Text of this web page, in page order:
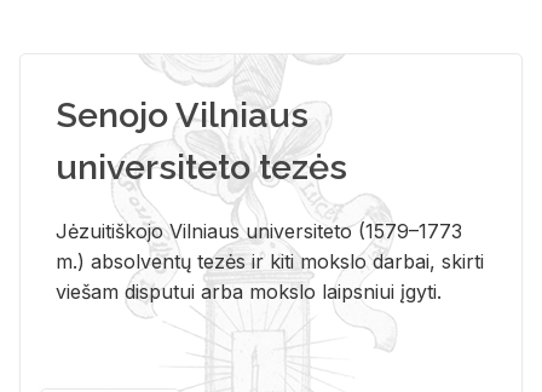
Senojo Vilniaus
universiteto tezės
Jėzuitiškojo Vilniaus universiteto (1579–1773
m.) absolventų tezės ir kiti mokslo darbai, skirti
viešam disputui arba mokslo laipsniui įgyti.